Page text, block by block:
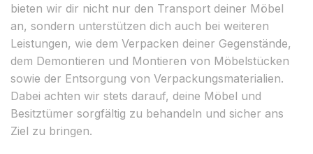
bieten wir dir nicht nur den Transport deiner Möbel
an, sondern unterstützen dich auch bei weiteren
Leistungen, wie dem Verpacken deiner Gegenstände,
dem Demontieren und Montieren von Möbelstücken
sowie der Entsorgung von Verpackungsmaterialien.
Dabei achten wir stets darauf, deine Möbel und
Besitztümer sorgfältig zu behandeln und sicher ans
Ziel zu bringen.